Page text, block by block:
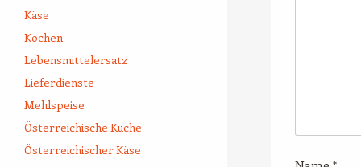
Käse
Kochen
Lebensmittelersatz
Lieferdienste
Mehlspeise
Österreichische Küche
Österreichischer Käse